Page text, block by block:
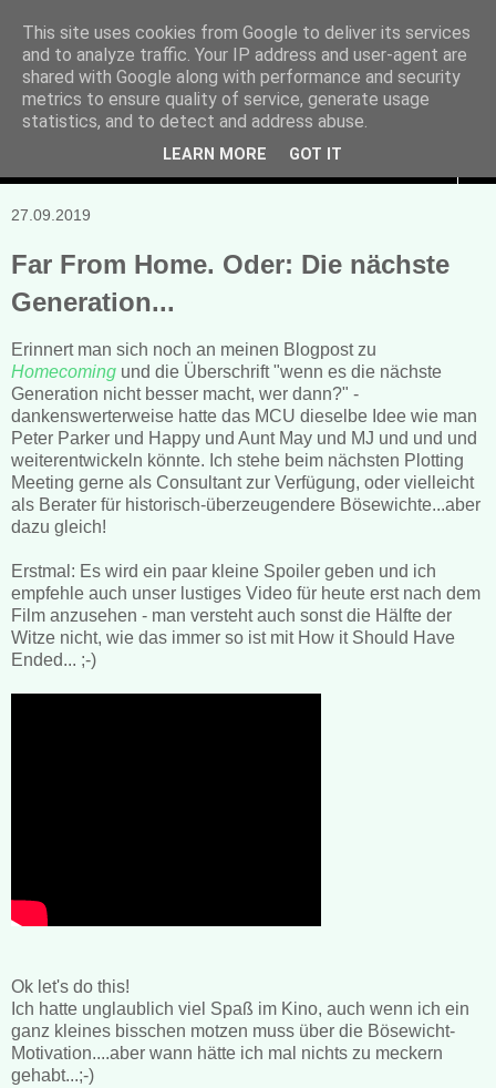
Manuela Sonntag
Bücher, Blogs & mehr
27.09.2019
Far From Home. Oder: Die nächste
Generation...
Erinnert man sich noch an meinen Blogpost zu
Homecoming und die Überschrift "wenn es die nächste
Generation nicht besser macht, wer dann?" -
dankenswerterweise hatte das MCU dieselbe Idee wie man
Peter Parker und Happy und Aunt May und MJ und und und
weiterentwickeln könnte. Ich stehe beim nächsten Plotting
Meeting gerne als Consultant zur Verfügung, oder vielleicht
als Berater für historisch-überzeugendere Bösewichte...aber
dazu gleich!
Erstmal: Es wird ein paar kleine Spoiler geben und ich
empfehle auch unser lustiges Video für heute erst nach dem
Film anzusehen - man versteht auch sonst die Hälfte der
Witze nicht, wie das immer so ist mit How it Should Have
Ended... ;-)
Ok let's do this!
Ich hatte unglaublich viel Spaß im Kino, auch wenn ich ein
ganz kleines bisschen motzen muss über die Bösewicht-
Motivation....aber wann hätte ich mal nichts zu meckern
gehabt...;-)
This site uses cookies from Google to deliver its services
and to analyze traffic. Your IP address and user-agent are
shared with Google along with performance and security
metrics to ensure quality of service, generate usage
statistics, and to detect and address abuse.
LEARN MORE GOT IT